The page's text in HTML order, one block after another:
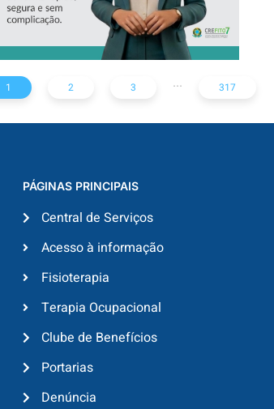
1 2 3 ... 317
PÁGINAS PRINCIPAIS
Central de Serviços
Acesso à informação
Fisioterapia
Terapia Ocupacional
Clube de Benefícios
Portarias
Denúncia